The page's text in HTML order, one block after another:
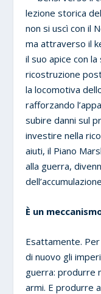
lezione storica
non si uscì con il
ma attraverso il
il suo apice con
ricostruzione
la locomotiva
rafforzando
subire danni sul
investire nella
aiuti, il Piano
alla guerra,
È un
Esattamente.
di nuovo gli
guerra: produrre
armi. E produrre